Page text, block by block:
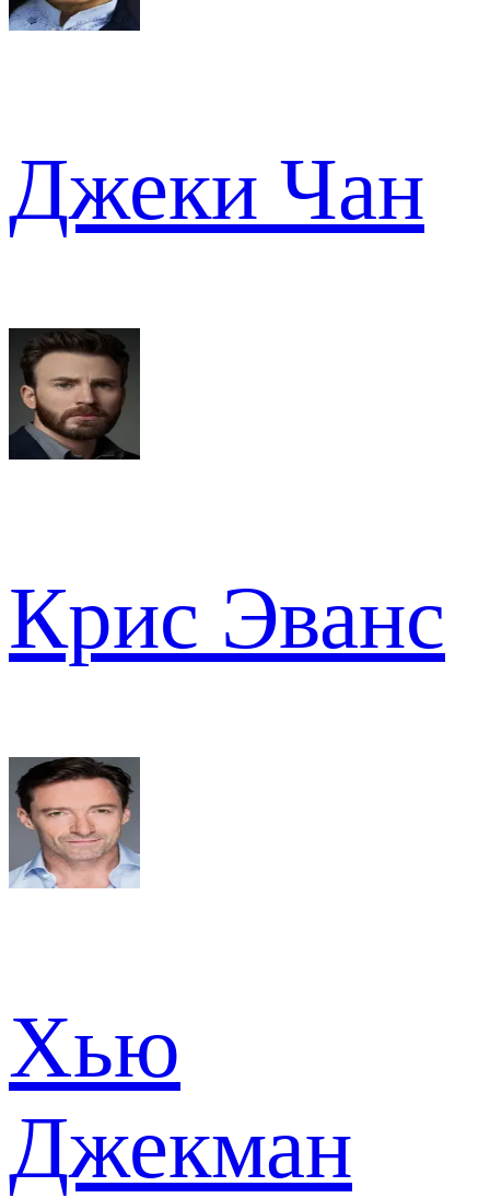
Джеки Чан
Крис Эванс
Хью
Джекман